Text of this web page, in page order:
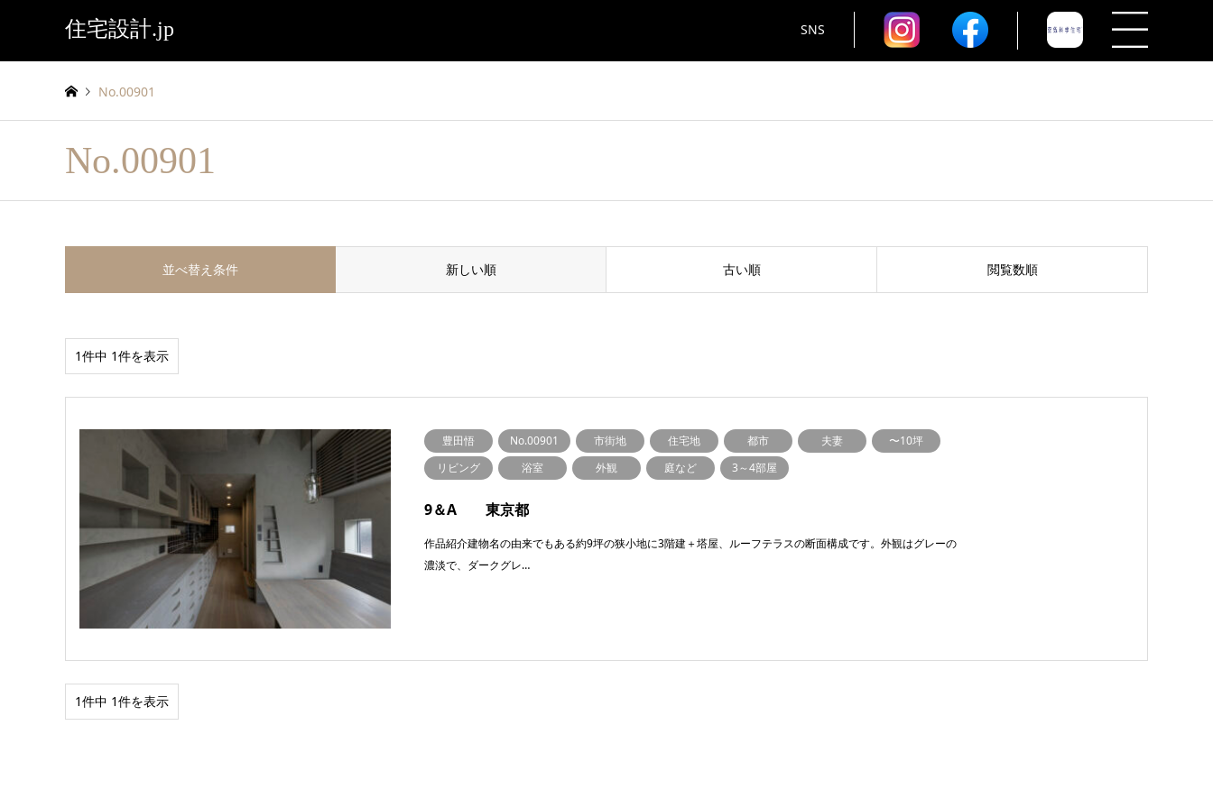
住宅設計.jp SNS
No.00901
No.00901
並べ替え条件 新しい順 古い順 閲覧数順
1件中 1件を表示
豊田悟 No.00901 市街地 住宅地 都市 夫妻
〜10坪
リビング
浴室 外観 庭など 3～4部屋
9＆A 東京都
作品紹介建物名の由来でもある約9坪の狭小地に3階建＋塔屋、ルーフテラスの断面構成です。外観はグレーの
濃淡で、ダークグレ…
1件中 1件を表示